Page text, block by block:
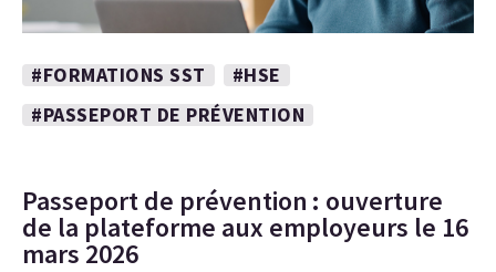
#FORMATIONS SST
#HSE
#PASSEPORT DE PRÉVENTION
Passeport de prévention : ouverture
de la plateforme aux employeurs le 16
mars 2026